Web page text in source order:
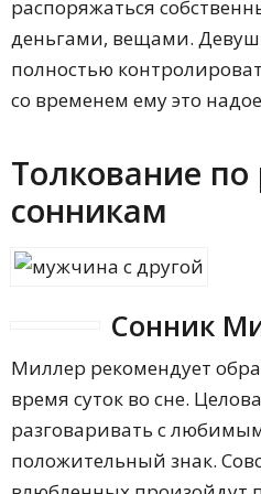
распоряжаться
деньгами, вещами.
полностью
со временем ему это
Толкование
сонникам
Сонник
Миллер рекомендует
время суток во сне.
разговаривать с
положительный знак.